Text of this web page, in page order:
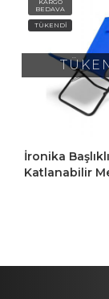
BEDAVA
TÜKENDİ
İronika
Katlanabilir